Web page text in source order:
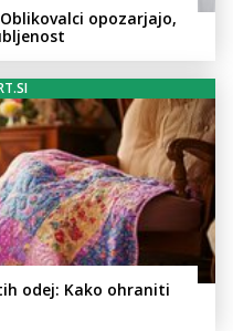
opozarjajo,
odej: Kako ohraniti